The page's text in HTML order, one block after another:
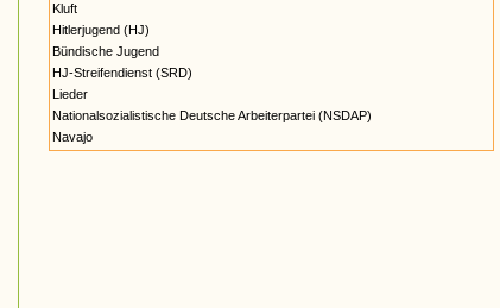
Kluft
Hitlerjugend (HJ)
Bündische Jugend
HJ-Streifendienst (SRD)
Lieder
Nationalsozialistische Deutsche Arbeiterpartei (NSDAP)
Navajo